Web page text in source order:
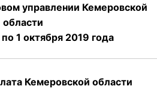
управлении Кемеровской
области
1 октября 2019 года
Кемеровской области